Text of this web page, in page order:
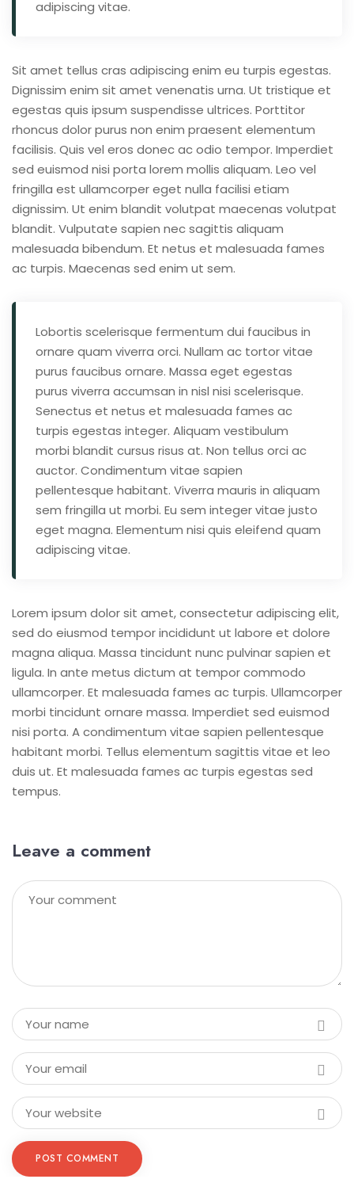
adipiscing vitae.
Sit amet tellus cras adipiscing enim eu turpis egestas.
Dignissim enim sit amet venenatis urna. Ut tristique et
egestas quis ipsum suspendisse ultrices. Porttitor
rhoncus dolor purus non enim praesent elementum
facilisis. Quis vel eros donec ac odio tempor. Imperdiet
sed euismod nisi porta lorem mollis aliquam. Leo vel
fringilla est ullamcorper eget nulla facilisi etiam
dignissim. Ut enim blandit volutpat maecenas volutpat
blandit. Vulputate sapien nec sagittis aliquam
malesuada bibendum. Et netus et malesuada fames
ac turpis. Maecenas sed enim ut sem.
Lobortis scelerisque fermentum dui faucibus in
ornare quam viverra orci. Nullam ac tortor vitae
purus faucibus ornare. Massa eget egestas
purus viverra accumsan in nisl nisi scelerisque.
Senectus et netus et malesuada fames ac
turpis egestas integer. Aliquam vestibulum
morbi blandit cursus risus at. Non tellus orci ac
auctor. Condimentum vitae sapien
pellentesque habitant. Viverra mauris in aliquam
sem fringilla ut morbi. Eu sem integer vitae justo
eget magna. Elementum nisi quis eleifend quam
adipiscing vitae.
Lorem ipsum dolor sit amet, consectetur adipiscing elit,
sed do eiusmod tempor incididunt ut labore et dolore
magna aliqua. Massa tincidunt nunc pulvinar sapien et
ligula. In ante metus dictum at tempor commodo
ullamcorper. Et malesuada fames ac turpis. Ullamcorper
morbi tincidunt ornare massa. Imperdiet sed euismod
nisi porta. A condimentum vitae sapien pellentesque
habitant morbi. Tellus elementum sagittis vitae et leo
duis ut. Et malesuada fames ac turpis egestas sed
tempus.
Leave a comment
POST COMMENT